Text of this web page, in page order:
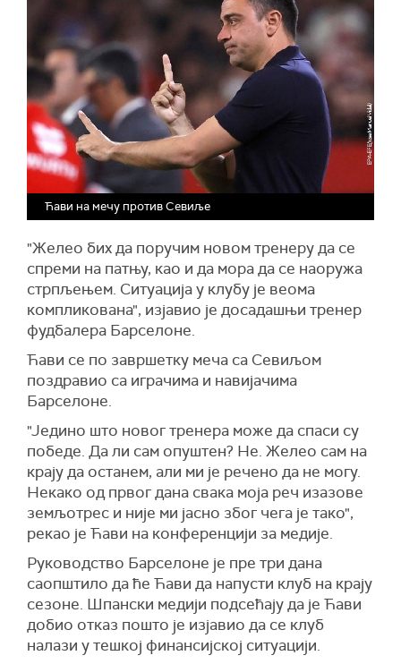
Ћави на мечу против Севиље
"Желео бих да поручим новом тренеру да се
спреми на патњу, као и да мора да се наоружа
стрпљењем. Ситуација у клубу је веома
компликована", изјавио је досадашњи тренер
фудбалера Барселоне.
Ћави се по завршетку меча са Севиљом
поздравио са играчима и навијачима
Барселоне.
"Једино што новог тренера може да спаси су
победе. Да ли сам опуштен? Не. Желео сам на
крају да останем, али ми је речено да не могу.
Некако од првог дана свака моја реч изазове
земљотрес и није ми јасно због чега је тако",
рекао је Ћави на конференцији за медије.
Руководство Барселоне је пре три дана
саопштило да ће Ћави да напусти клуб на крају
сезоне. Шпански медији подсећају да је Ћави
добио отказ пошто је изјавио да се клуб
налази у тешкој финансијској ситуацији.